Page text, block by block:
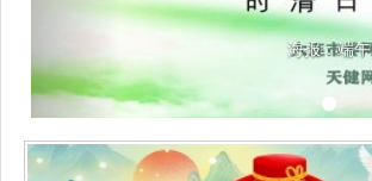
海报：端午